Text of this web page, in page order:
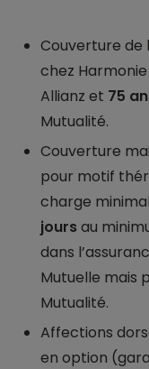
Couverture de
chez
Allianz et 75
Mutualité.
Couverture
pour motif
charge
joursau
dans
Mutuelle mais
Mutualité.
Affections
en option